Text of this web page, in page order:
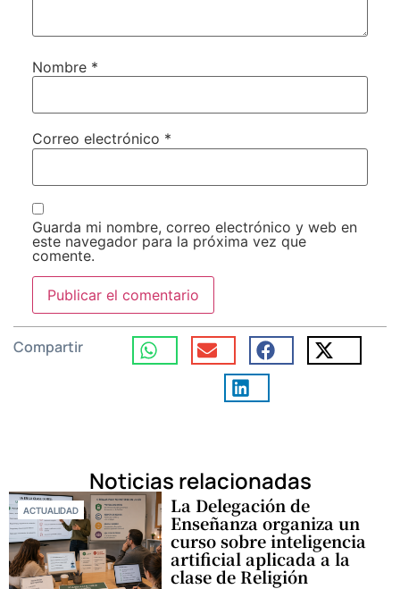
Nombre *
Correo electrónico *
Guarda mi nombre, correo electrónico y web en
este navegador para la próxima vez que
comente.
Compartir
Noticias relacionadas
ACTUALIDAD La Delegación de
Enseñanza organiza un
curso sobre inteligencia
artificial aplicada a la
clase de Religión